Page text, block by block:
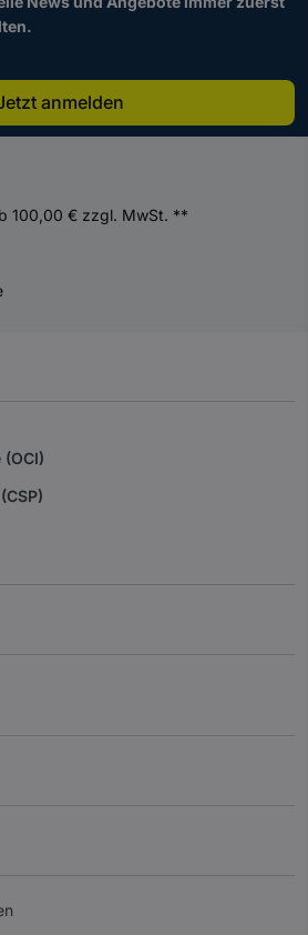
anmelden
100,00 € zzgl. MwSt. **